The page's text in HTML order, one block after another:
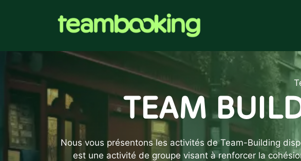
TEAM
Nous vous présentons les activités de Team-Building
est une activité de groupe visant à renforcer la